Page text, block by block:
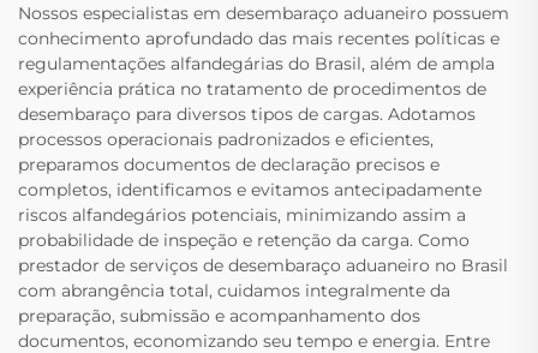
Nossos especialistas em desembaraço aduaneiro possuem
conhecimento aprofundado das mais recentes políticas e
regulamentações alfandegárias do Brasil, além de ampla
experiência prática no tratamento de procedimentos de
desembaraço para diversos tipos de cargas. Adotamos
processos operacionais padronizados e eficientes,
preparamos documentos de declaração precisos e
completos, identificamos e evitamos antecipadamente
riscos alfandegários potenciais, minimizando assim a
probabilidade de inspeção e retenção da carga. Como
prestador de serviços de desembaraço aduaneiro no Brasil
com abrangência total, cuidamos integralmente da
preparação, submissão e acompanhamento dos
documentos, economizando seu tempo e energia. Entre